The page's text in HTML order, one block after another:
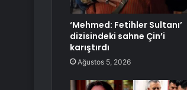
‘Mehmed: Fetihler Sultanı’
dizisindeki sahne Çin’i
karıştırdı
Ağustos 5, 2026